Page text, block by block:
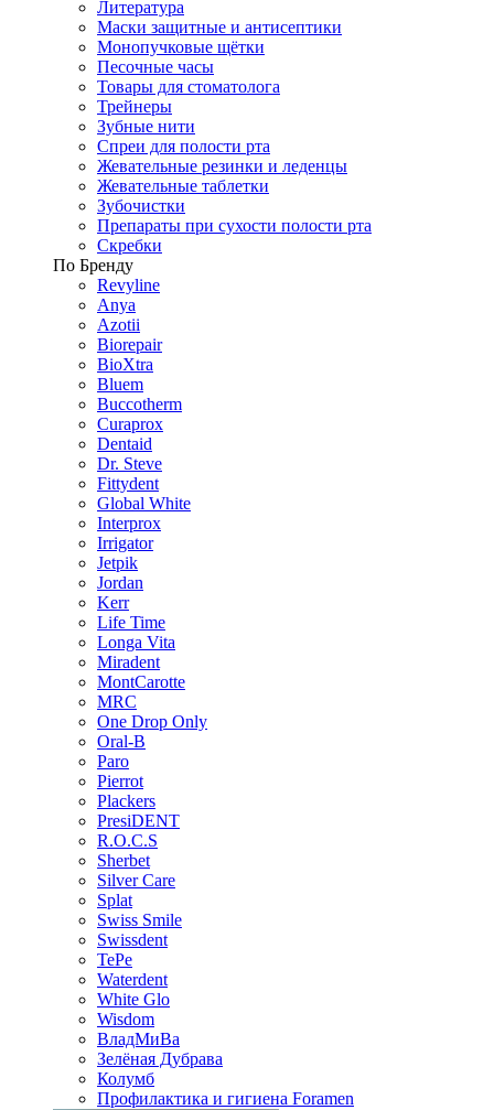
Литература
Маски защитные и антисептики
Монопучковые щётки
Песочные часы
Товары для стоматолога
Трейнеры
Зубные нити
Спреи для полости рта
Жевательные резинки и леденцы
Жевательные таблетки
Зубочистки
Препараты при сухости полости рта
Скребки
По Бренду
Revyline
Anya
Azotii
Biorepair
BioXtra
Bluem
Buccotherm
Curaprox
Dentaid
Dr. Steve
Fittydent
Global White
Interprox
Irrigator
Jetpik
Jordan
Kerr
Life Time
Longa Vita
Miradent
MontCarotte
MRC
One Drop Only
Oral-B
Paro
Pierrot
Plackers
PresiDENT
R.O.C.S
Sherbet
Silver Care
Splat
Swiss Smile
Swissdent
TePe
Waterdent
White Glo
Wisdom
ВладМиВа
Зелёная Дубрава
Колумб
Профилактика и гигиена Foramen